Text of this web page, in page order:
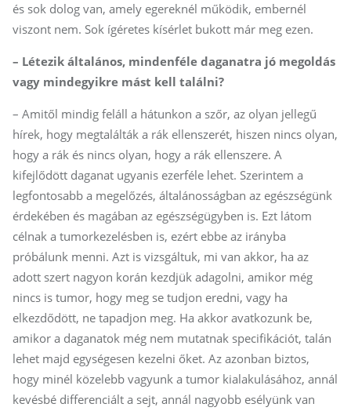
és sok dolog van, amely egereknél működik, embernél
viszont nem. Sok ígéretes kísérlet bukott már meg ezen.
– Létezik általános, mindenféle daganatra jó megoldás
vagy mindegyikre mást kell találni?
– Amitől mindig feláll a hátunkon a szőr, az olyan jellegű
hírek, hogy megtalálták a rák ellenszerét, hiszen nincs olyan,
hogy a rák és nincs olyan, hogy a rák ellenszere. A
kifejlődött daganat ugyanis ezerféle lehet. Szerintem a
legfontosabb a megelőzés, általánosságban az egészségünk
érdekében és magában az egészségügyben is. Ezt látom
célnak a tumorkezelésben is, ezért ebbe az irányba
próbálunk menni. Azt is vizsgáltuk, mi van akkor, ha az
adott szert nagyon korán kezdjük adagolni, amikor még
nincs is tumor, hogy meg se tudjon eredni, vagy ha
elkezdődött, ne tapadjon meg. Ha akkor avatkozunk be,
amikor a daganatok még nem mutatnak specifikációt, talán
lehet majd egységesen kezelni őket. Az azonban biztos,
hogy minél közelebb vagyunk a tumor kialakulásához, annál
kevésbé differenciált a sejt, annál nagyobb esélyünk van